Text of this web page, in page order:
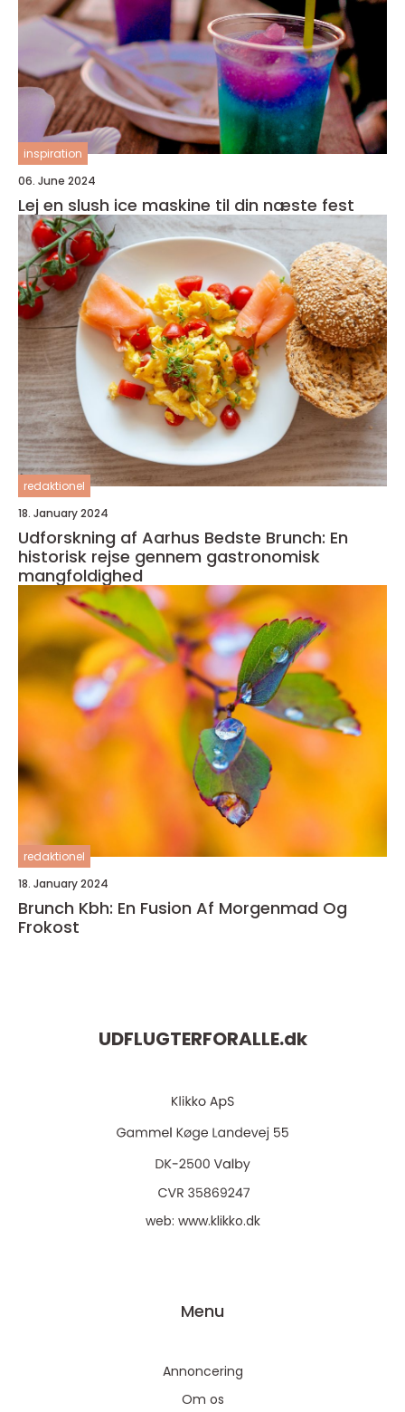
inspiration
06. June 2024
Lej en slush ice maskine til din næste fest
redaktionel
18. January 2024
Udforskning af Aarhus Bedste Brunch: En
historisk rejse gennem gastronomisk
mangfoldighed
redaktionel
18. January 2024
Brunch Kbh: En Fusion Af Morgenmad Og
Frokost
UDFLUGTERFORALLE.dk
web: www.klikko.dk
Menu
Annoncering
Om os